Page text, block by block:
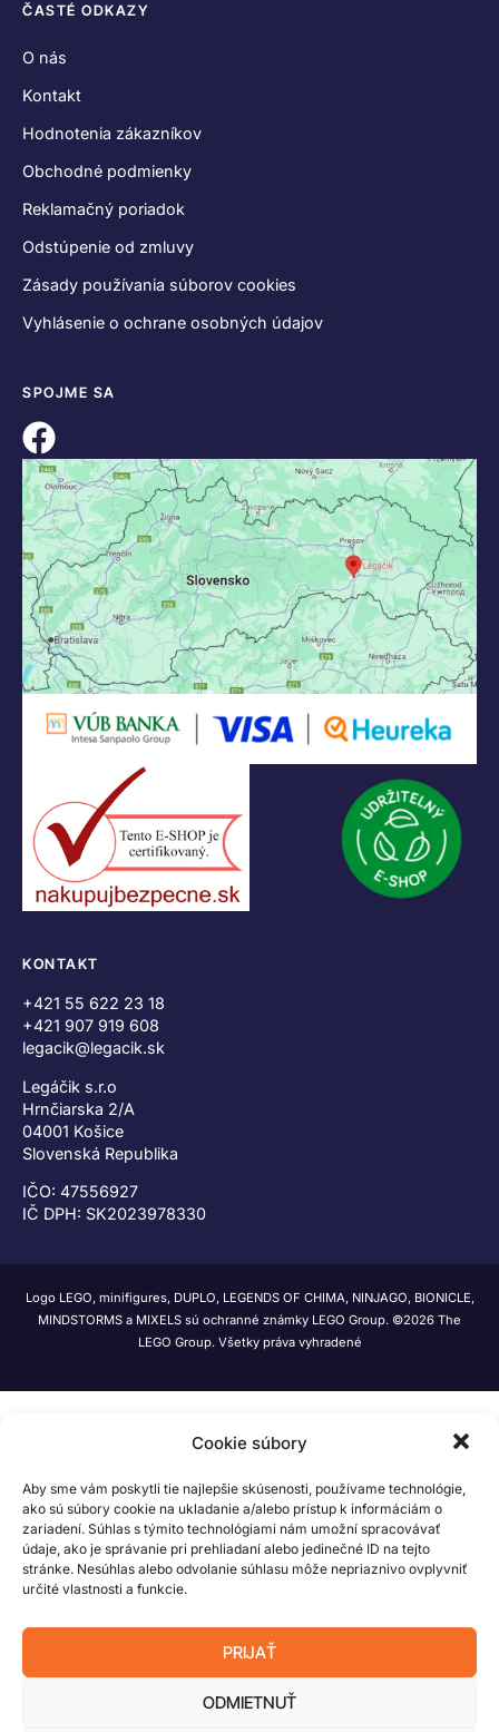
Cookie súbory
Aby sme vám poskytli tie najlepšie skúsenosti, používame technológie,
ako sú súbory cookie na ukladanie a/alebo prístup k informáciám o
zariadení. Súhlas s týmito technológiami nám umožní spracovávať
údaje, ako je správanie pri prehliadaní alebo jedinečné ID na tejto
stránke. Nesúhlas alebo odvolanie súhlasu môže nepriaznivo ovplyvniť
určité vlastnosti a funkcie.
PRIJAŤ
ODMIETNUŤ
ČASTÉ ODKAZY
O nás
Kontakt
Hodnotenia zákazníkov
Obchodné podmienky
Reklamačný poriadok
Odstúpenie od zmluvy
Zásady používania súborov cookies
Vyhlásenie o ochrane osobných údajov
SPOJME SA
KONTAKT
+421 55 622 23 18
+421 907 919 608
legacik@legacik.sk
Legáčik s.r.o
Hrnčiarska 2/A
04001 Košice
Slovenská Republika
IČO: 47556927
IČ DPH: SK2023978330
Logo LEGO, minifigures, DUPLO, LEGENDS OF CHIMA, NINJAGO, BIONICLE,
MINDSTORMS a MIXELS sú ochranné známky LEGO Group. ©2026 The
LEGO Group. Všetky práva vyhradené